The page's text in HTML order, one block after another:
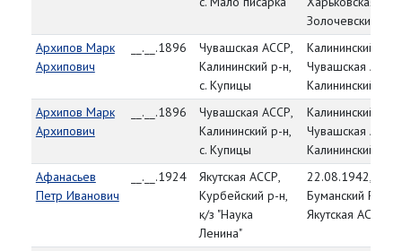
Золочевский р-н
Архипов Марк
Архипович
__.__.1896
Чувашская АССР,
Калининский р-н,
с. Купицы
Калининский РВК,
Чувашская АССР,
Калининский р-н
Архипов Марк
Архипович
__.__.1896
Чувашская АССР,
Калининский р-н,
с. Купицы
Калининский РВК,
Чувашская АССР,
Калининский р-н
Афанасьев
Петр Иванович
__.__.1924
Якутская АССР,
Курбейский р-н,
к/з "Наука
Ленина"
22.08.1942,
Буманский РВК,
Якутская АССР